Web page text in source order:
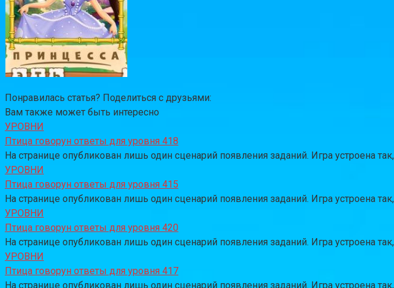
Понравилась статья? Поделиться с друзьями:
Вам также может быть интересно
УРОВНИ
Птица говорун ответы для уровня 418
На странице опубликован лишь один сценарий появления заданий. Игра устроена
УРОВНИ
Птица говорун ответы для уровня 415
На странице опубликован лишь один сценарий появления заданий. Игра устроена
УРОВНИ
Птица говорун ответы для уровня 420
На странице опубликован лишь один сценарий появления заданий. Игра устроена
УРОВНИ
Птица говорун ответы для уровня 417
На странице опубликован лишь один сценарий появления заданий. Игра устроена